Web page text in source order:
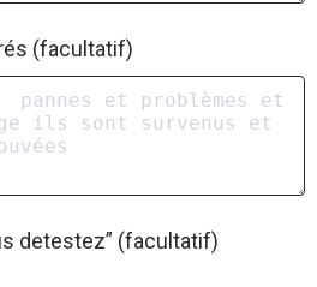
(facultatif)
detestez” (facultatif)